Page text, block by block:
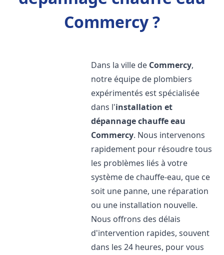
Commercy ?
Dans la ville de Commercy,
notre équipe de plombiers
expérimentés est spécialisée
dans l'installation et
dépannage chauffe eau
Commercy. Nous intervenons
rapidement pour résoudre tous
les problèmes liés à votre
système de chauffe-eau, que ce
soit une panne, une réparation
ou une installation nouvelle.
Nous offrons des délais
d'intervention rapides, souvent
dans les 24 heures, pour vous